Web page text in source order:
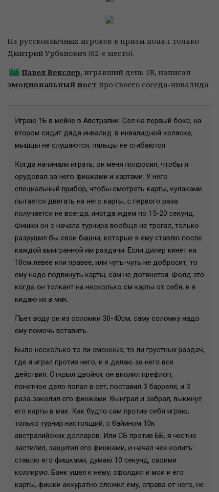
Из русскоязычных игроков в призы попал только
Дмитрий Урбанович (62-е место).
Павел Векслер, игравший день 1В, написал
эмоциональный пост про своего соседа-инвалида:
Играю 1Б в мейне в Австралии. Сел на первый бокс, на
втором сидит дядя инвалид: в инвалидной коляске,
мышцы не слушаются, пальцы не сгибаются.
Когда начинали играть, он меня попросил, чтобы я
орудовал за него фишками и картами. У него
специальный прибор, чтобы смотреть карты, кулаками
пытается двигать на него карты, с первого раза
получается не всегда, иногда ждем по 15-20 секунд.
Фишки он с начала турнира вообще не трогал, только
разрушил бы свои башни, которые я ему ставлю после
каждой выигранной им раздачи. Если дилер кинет на
10см левее или правее, или чуть-чуть не добросит, то
ему надо подвинуть карты, сам не дотянется. Фолд это
когда он толкает на несколько см карты от себя, и я
кидаю их в мак.
Пьет воду он из соломки 30-40см, саму соломку надо
ему помочь вставить.
Было несколько то ли смешных, то ли грустных раздач,
где я играл против него, и я делаю за него все
действия. Открыл двойки, он вколил префлоп,
понятное дело попал в сет, поставил 3 барреля, и 3
раза заколил его фишками. Выиграл и забрал, выкинул
его карты в мак. Как будто сам против себя играю,
только турнир настоящий, с байином 10к
австралийских долларов. Или СБ против ББ, я честно
застилил, защитил его фишками, и начал чек колить:
ставлю его фишками, думаю 10 секунд, своими
коллирую. Банк ушел к нему, сфолдил и мои и его
карты, фишки аккуратно сложил ему, справа от него, не